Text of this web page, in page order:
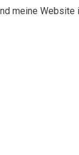
meine